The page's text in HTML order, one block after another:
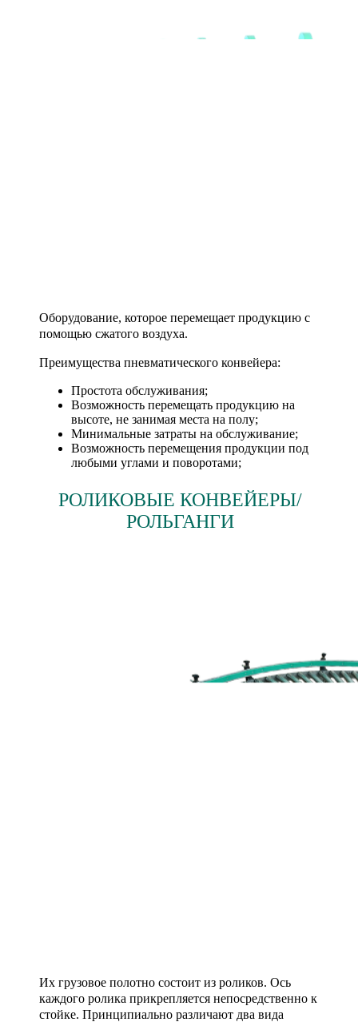
Оборудование, которое перемещает продукцию с
помощью сжатого воздуха.
Преимущества пневматического конвейера:
Простота обслуживания;
Возможность перемещать продукцию на
высоте, не занимая места на полу;
Минимальные затраты на обслуживание;
Возможность перемещения продукции под
любыми углами и поворотами;
РОЛИКОВЫЕ КОНВЕЙЕРЫ/
РОЛЬГАНГИ
Их грузовое полотно состоит из роликов. Ось
каждого ролика прикрепляется непосредственно к
стойке. Принципиально различают два вида